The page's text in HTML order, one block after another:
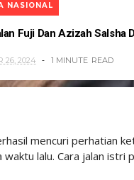
NASIONAL
Fuji Dan Azizah Salsha
26, 2024 1 MINUTE READ
mencuri perhatian
lalu. Cara jalan